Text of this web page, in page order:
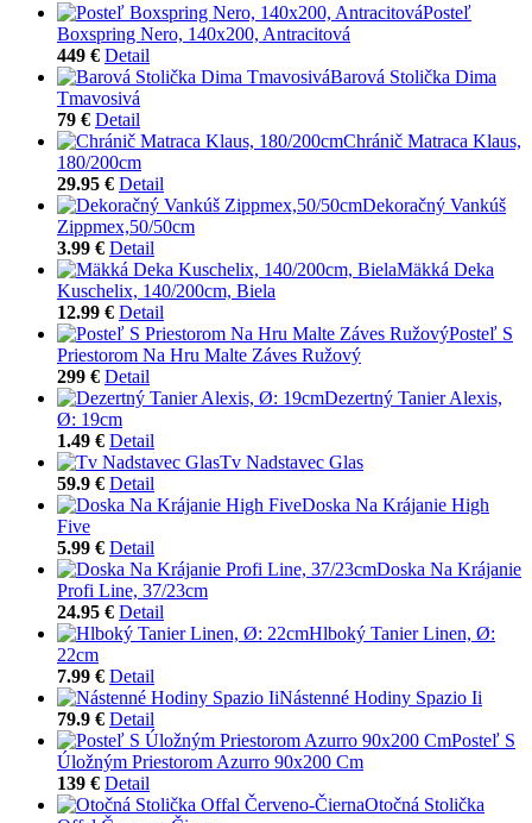
Posteľ
Boxspring Nero, 140x200, Antracitová
449 € Detail
Barová Stolička Dima
Tmavosivá
79 € Detail
Chránič Matraca Klaus,
180/200cm
29.95 € Detail
Dekoračný Vankúš
Zippmex,50/50cm
3.99 € Detail
Mäkká Deka
Kuschelix, 140/200cm, Biela
12.99 € Detail
Posteľ S
Priestorom Na Hru Malte Záves Ružový
299 € Detail
Dezertný Tanier Alexis,
Ø: 19cm
1.49 € Detail
Tv Nadstavec Glas
59.9 € Detail
Doska Na Krájanie High
Five
5.99 € Detail
Doska Na Krájanie
Profi Line, 37/23cm
24.95 € Detail
Hlboký Tanier Linen, Ø:
22cm
7.99 € Detail
Nástenné Hodiny Spazio Ii
79.9 € Detail
Posteľ S
Úložným Priestorom Azurro 90x200 Cm
139 € Detail
Otočná Stolička